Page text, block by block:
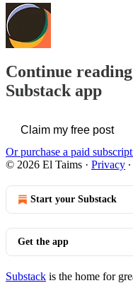
Continue
Substack app
Claim my free post
Or purchase a paid
© 2026 El Taims · Privacy ∙
Start your Substack
Get the app
Substack is the home for